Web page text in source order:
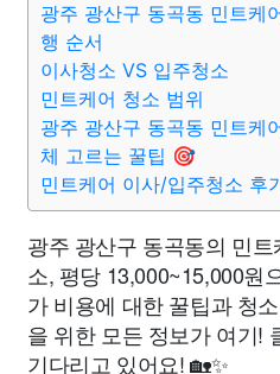
광주 광산구 동곡동 민트케
행 순서
이사청소 VS 입주청소
민트케어 청소 범위
광주 광산구 동곡동 민트케
체 고르는 꿀팁 🎯
민트케어 이사/입주청소 후
광주 광산구 동곡동의 민
소, 평당 13,000~15,000원
가 비용에 대한 꿀팁과 청
을 위한 모든 정보가 여기!
기다리고 있어요! 🏡✨